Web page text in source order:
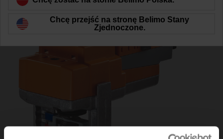
Chcę przejść na stronę Belimo Stany
Zjednoczone.